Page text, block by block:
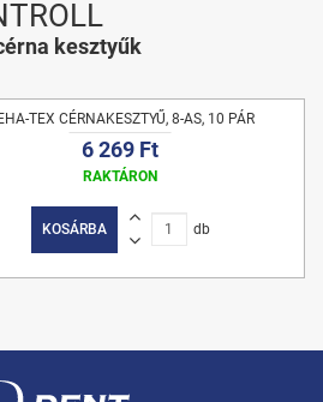
kesztyűk
TEX CÉRNAKESZTYŰ, 8-AS, 10 PÁR
6 269 Ft
RAKTÁRON
KOSÁRBA db